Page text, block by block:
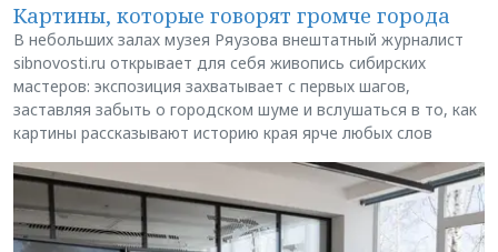
Картины, которые говорят громче города
В небольших залах музея Ряузова внештатный журналист
sibnovosti.ru открывает для себя живопись сибирских
мастеров: экспозиция захватывает с первых шагов,
заставляя забыть о городском шуме и вслушаться в то, как
картины рассказывают историю края ярче любых слов